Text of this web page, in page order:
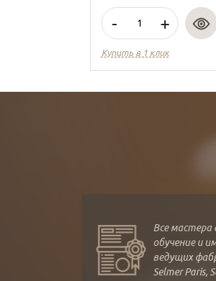
- +
Купить в 1 клик
Все
обучение и
ведущих
Selmer Paris,